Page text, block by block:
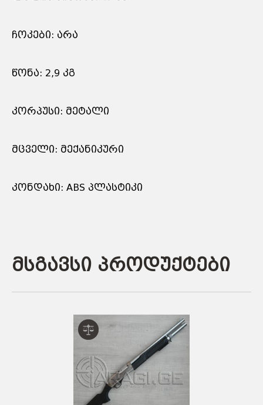
ჩოკები: არა
წონა: 2,9 კგ
კორპუსი: მეტალი
მცველი: მექანიკური
კონდახი: ABS პლასტიკი
მსგავსი პროდუქტები